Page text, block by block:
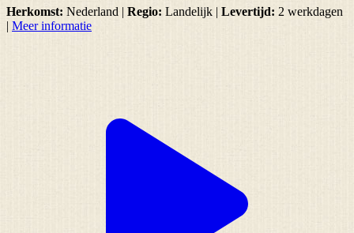
Herkomst: Nederland | Regio: Landelijk | Levertijd: 2 werkdagen
| Meer informatie